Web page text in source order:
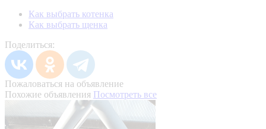
Как выбрать котенка
Как выбрать щенка
Поделиться:
Пожаловаться на объявление
Похожие объявления Посмотреть все